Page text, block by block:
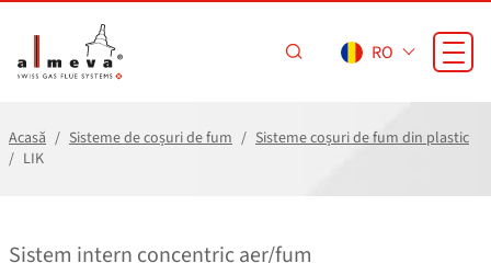
RO
Acasă Sisteme de coșuri de fum
Sisteme coșuri de fum din plastic
LIK
Sistem intern concentric aer/​fum